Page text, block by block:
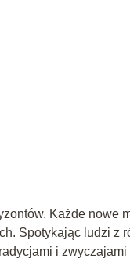
Każde nowe
Spotykając ludzi z
i